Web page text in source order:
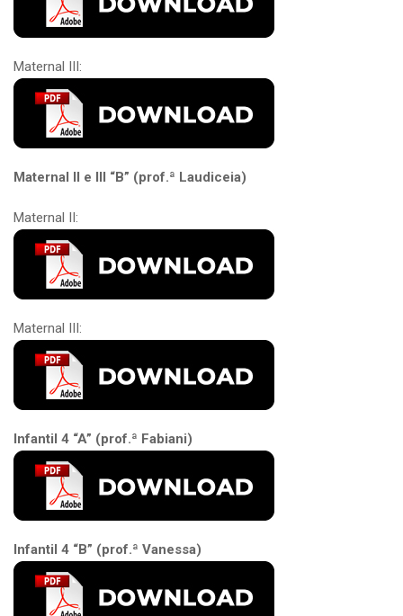
Maternal III:
Maternal II e III “B” (prof.ª Laudiceia)
Maternal II:
Maternal III:
Infantil 4 “A” (prof.ª Fabiani)
Infantil 4 “B” (prof.ª Vanessa)